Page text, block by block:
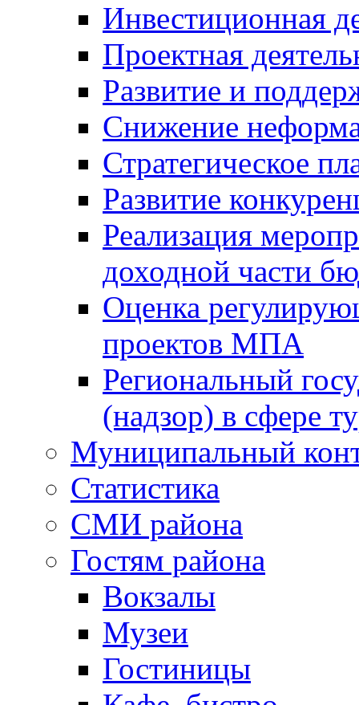
Инвестиционная
Проектная
Развитие и
Снижение
Стратегическое
Развитие
Реализация
доходной части
Оценка
проектов МПА
Региональный
(надзор) в сфере
Муниципальный
Статистика
СМИ района
Гостям района
Вокзалы
Музеи
Гостиницы